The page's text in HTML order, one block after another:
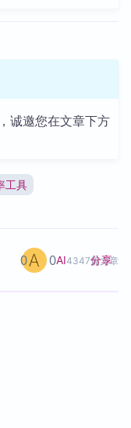
诚邀您在文章下方
工具
AI4347篇文章
0 0 分享